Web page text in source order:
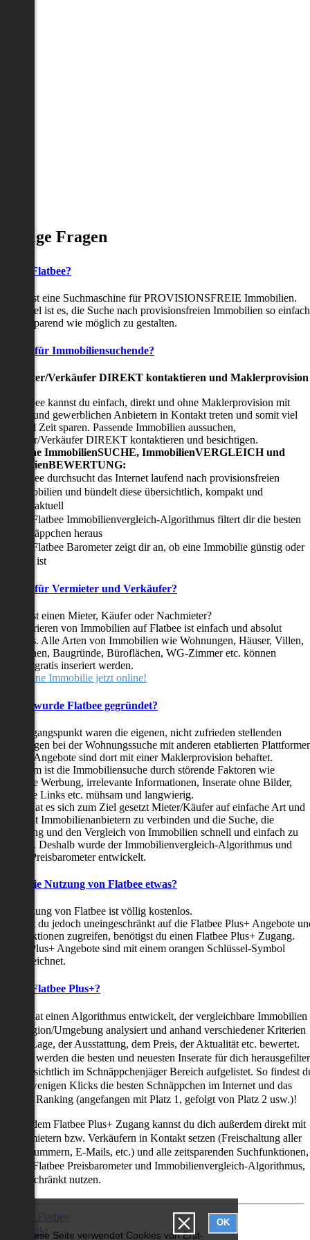
Diese Seite verwendet Cookies von Erst-
OK
Fragen
ist Flatbee?
ist eine Suchmaschine für PROVISIONSFREIE Immobilien.
Ziel ist es, die Suche nach provisionsfreien Immobilien so einfach
zeitsparend wie möglich zu gestalten.
für Immobiliensuchende?
Verkäufer DIREKT kontaktieren und Maklerprovision
Flatbee kannst du einfach, direkt und ohne Maklerprovision mit
und gewerblichen Anbietern in Kontakt treten und somit viel
und Zeit sparen. Passende Immobilien aussuchen,
Verkäufer DIREKT kontaktieren und besichtigen.
in-one ImmobilienSUCHE, ImmobilienVERGLEICH und
Flatbee durchsucht das Internet laufend nach provisionsfreien
Immobilien und bündelt diese übersichtlich, kompakt und
tagesaktuell
Der Flatbee Immobilienvergleich-Algorithmus filtert dir die besten
Schnäppchen heraus
Der Flatbee Barometer zeigt dir an, ob eine Immobilie günstig oder
teuer ist
für Vermieter und Verkäufer?
suchst einen Mieter, Käufer oder Nachmieter?
Inserieren von Immobilien auf Flatbee ist einfach und absolut
Alle Arten von Immobilien wie Wohnungen, Häuser, Villen,
Baugründe, Büroflächen, WG-Zimmer etc. können
gratis inseriert werden.
deine Immobilie jetzt online!
wurde Flatbee gegründet?
Ausgangspunkt waren die eigenen, nicht zufrieden stellenden
bei der Wohnungssuche mit anderen etablierten
alle Angebote sind dort mit einer Maklerprovision behaftet.
ist die Immobiliensuche durch störende Faktoren wie
Werbung, irrelevante Informationen, Inserate ohne Bilder,
Links etc. mühsam und langwierig.
hat es sich zum Ziel gesetzt Mieter/Käufer auf einfache Art und
mit Immobilienanbietern zu verbinden und die Suche, die
und den Vergleich von Immobilien schnell und einfach zu
Deshalb wurde der Immobilienvergleich-Algorithmus und
Preisbarometer entwickelt.
die Nutzung von Flatbee etwas?
Nutzung von Flatbee ist völlig kostenlos.
du jedoch uneingeschränkt auf die Flatbee Plus+ Angebote
zugreifen, benötigst du einen Flatbee Plus+ Zugang.
Plus+ Angebote sind mit einem orangen Schlüssel-Symbol
ist Flatbee Plus+?
hat einen Algorithmus entwickelt, der vergleichbare Immobilien
Region/Umgebung analysiert und anhand verschiedener Kriterien
der Lage, der Ausstattung, dem Preis, der Aktualität etc. bewertet.
werden die besten und neuesten Inserate für dich
übersichtlich im Schnäppchenjäger Bereich aufgelistet. So findest
nur wenigen Klicks die besten Schnäppchen im Internet und das
als Ranking (angefangen mit Platz 1, gefolgt von Platz 2 usw.)!
mit dem Flatbee Plus+ Zugang kannst du dich außerdem direkt mit
Vermietern bzw. Verkäufern in Kontakt setzen (Freischaltung aller
E-Mails, etc.) und alle zeitsparenden Suchfunktionen,
den Flatbee Preisbarometer und Immobilienvergleich-Algorithmus,
nutzen.
Über Flatbee
Kontakt